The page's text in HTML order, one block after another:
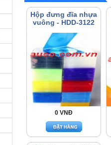
Hộp đưng đĩa nhựa
vuông - HDD-3122
0 VNĐ